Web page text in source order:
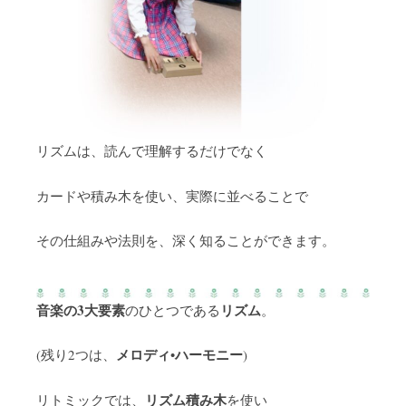
リズムは、読んで理解するだけでなく
カードや積み木を使い、実際に並べることで
その仕組みや法則を、深く知ることができます。
音楽の3大要素のひとつである リズム。
(残り2つは、 メロディ•ハーモニー)
リトミックでは、 リズム積み木を使い